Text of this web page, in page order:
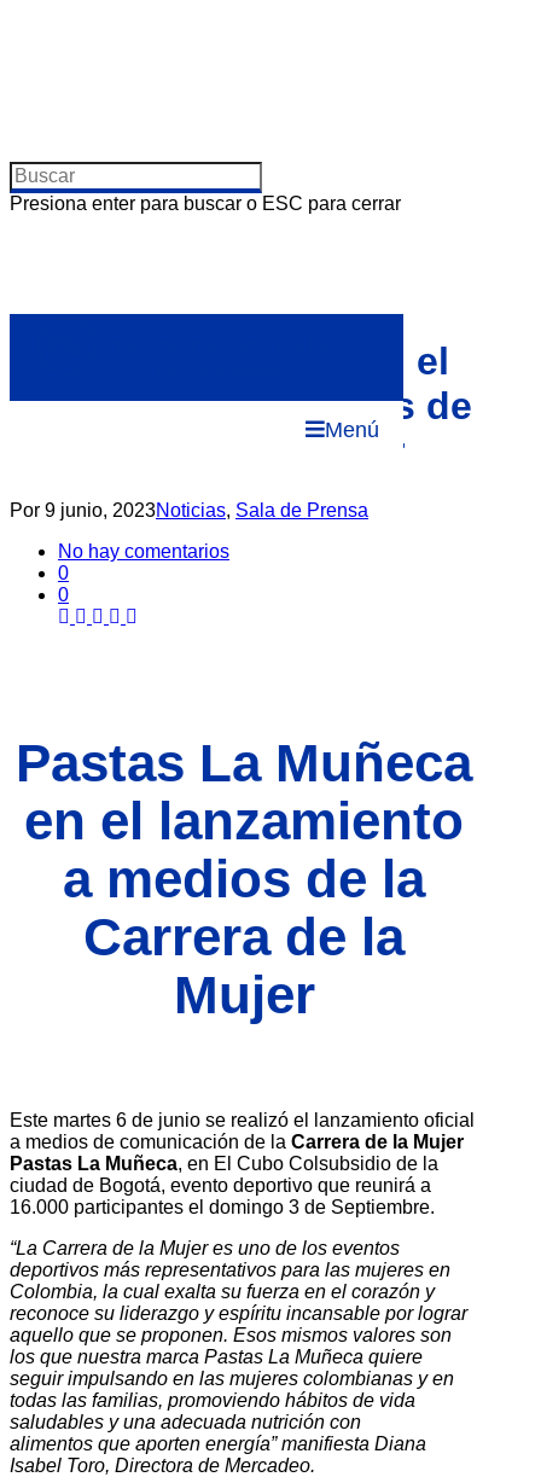
Presiona enter para buscar o ESC para cerrar
Menú
Pastas La Muñeca en el
lanzamiento a medios de
la Carrera de la Mujer
Por 9 junio, 2023Noticias, Sala de Prensa
No hay comentarios
0
0
Pastas La Muñeca
en el lanzamiento
a medios de la
Carrera de la
Mujer
Este martes 6 de junio se realizó el lanzamiento oficial
a medios de comunicación de la Carrera de la Mujer
Pastas La Muñeca, en El Cubo Colsubsidio de la
ciudad de Bogotá, evento deportivo que reunirá a
16.000 participantes el domingo 3 de Septiembre.
“La Carrera de la Mujer es uno de los eventos
deportivos más representativos para las mujeres en
Colombia, la cual exalta su fuerza en el corazón y
reconoce su liderazgo y espíritu incansable por lograr
aquello que se proponen. Esos mismos valores son
los que nuestra marca Pastas La Muñeca quiere
seguir impulsando en las mujeres colombianas y en
todas las familias, promoviendo hábitos de vida
saludables y una adecuada nutrición con
alimentos que aporten energía” manifiesta Diana
Isabel Toro, Directora de Mercadeo.